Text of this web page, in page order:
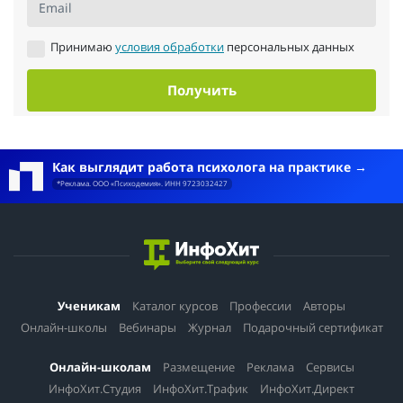
Email
Принимаю условия обработки персональных данных
Получить
Как выглядит работа психолога на практике
*Реклама. ООО «Психодемия». ИНН 9723032427
Ученикам Каталог курсов Профессии
Авторы
Онлайн-школы
Вебинары Журнал Подарочный сертификат
Онлайн-школам Размещение Реклама
Сервисы
ИнфоХит.Студия
ИнфоХит.Трафик
ИнфоХит.Директ